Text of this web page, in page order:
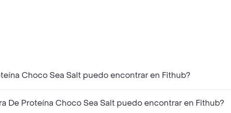
¿Qué productos similares a O-Lab Barra De Proteína Choco Sea Salt puedo encontrar en Fithub?
¿Qué productos complementarios a O-Lab Barra De Proteína Choco Sea Salt puedo encontrar en Fithub?